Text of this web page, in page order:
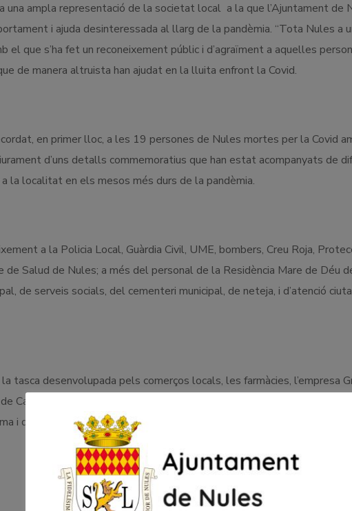
una ampla representació de la societat local a la que l’Ajuntament de
i ajuda desinteressada al llarg de la pandèmia. “Tota Nules a
el que s’ha fet un reconeixement públic i d’agraïment a aquelles
de manera altruista han ajudat en la lluita enfront la Covid.
en primer lloc, a les 19 persones de Nules mortes per la Covid
d’uns detalls commemoratius que han estat acompanyats de
la localitat en els mesos més durs de la pandèmia.
a la Policia Local, Guàrdia Civil, UME, bombers, Creu Roja,
de Salud de Nules; a més del personal de la Residència Mare de Déu
de serveis socials, del cementeri municipal, de neteja, i d’atenció
tasca desenvolupada pels comerços locals, les farmàcies, l’empresa
Casa i Kimo Projectes; la Cooperativa Agrícola Sant Josep juntament
i desinteressada van cosir mascaretes.
ACTE